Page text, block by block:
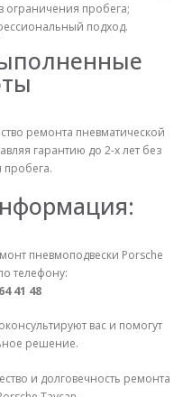
ограничения пробега;
подход.
ремонта пневматической
гарантию до 2-х лет без
пневмоподвески Porsche
телефону:
41 48
вас и помогут
решение.
и долговечность ремонта